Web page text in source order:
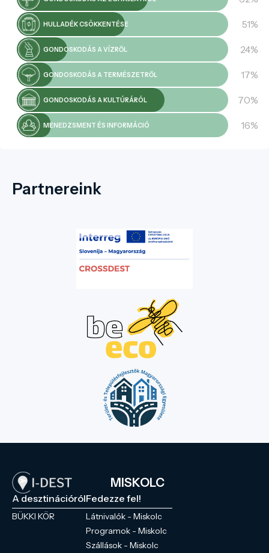
HULLADÉK CSÖKKENTÉSE 51%
GONDOSKODÁS A VÍZRŐL 24%
GONDOSKODÁS A TERMÉSZETRŐL 17%
GONDOSKODÁS A KULTÚRÁRÓL 70%
MENEDZSMENT ÉS INFORMÁCIÓ 16%
Partnereink
MISKOLC
A desztinációról
BÜKKI KÖR
Fedezze fel!
Látnivalók - Miskolc
Programok - Miskolc
Szállások - Miskolc